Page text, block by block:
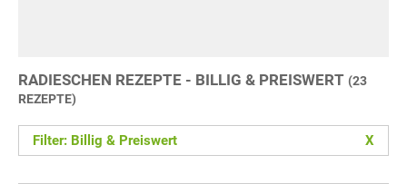
RADIESCHEN REZEPTE - BILLIG & PREISWERT (23
REZEPTE)
Filter: Billig & Preiswert X